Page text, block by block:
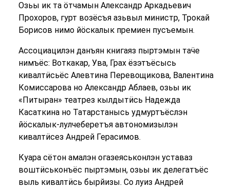
Озьы ик та ӧтчамын Александр Аркадьевич
Прохоров, гурт возёсъя азьвыл министр, Трокай
Борисов нимо йӧскалык премиен пусъемын.
Ассоциацилэн данъян книгаяз пыртэмын таӵе
нимъёс: Воткакар, Ува, Грах ёзэтъёсысь
кивалтӥсьёс Алевтина Перевощикова, Валентина
Комиссарова но Александр Аблаев, озьы ик
«Питыран» театрез кылдытӥсь Надежда
Касаткина но Татарстанысь удмуртъёслэн
йӧскалык-лулчеберетъя автономизылэн
кивалтӥсез Андрей Герасимов.
Куара сётон амалэн огазеяськонлэн уставаз
воштӥськонъёс пыртэмын, озьы ик делегатъёс
выль кивалтӥсь бырйизы. Со луиз Андрей